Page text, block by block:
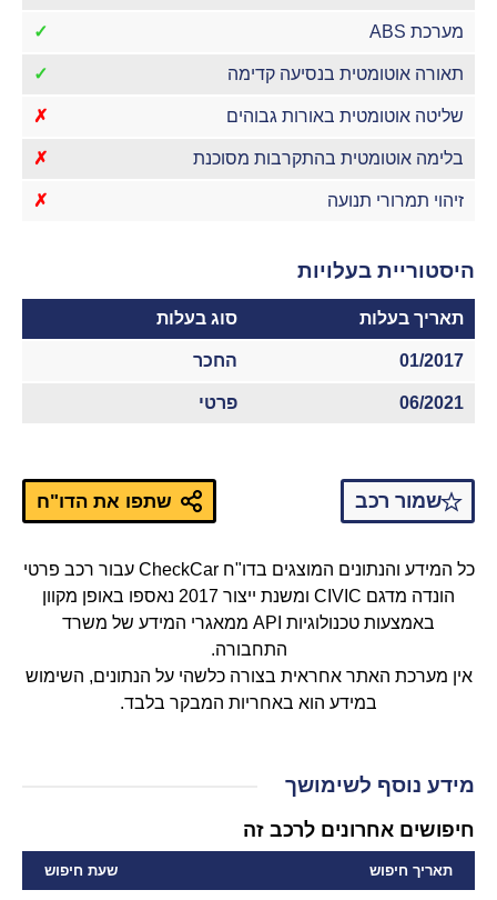
מערכת ABS ✓
תאורה אוטומטית בנסיעה קדימה ✓
שליטה אוטומטית באורות גבוהים ✗
בלימה אוטומטית בהתקרבות מסוכנת ✗
זיהוי תמרורי תנועה ✗
היסטוריית בעלויות
תאריך בעלות סוג בעלות
01/2017 החכר
06/2021 פרטי
שמור רכב שתפו את הדו"ח
כל המידע והנתונים המוצגים בדו"ח CheckCar עבור רכב פרטי
הונדה מדגם CIVIC ומשנת ייצור 2017 נאספו באופן מקוון
באמצעות טכנולוגיות API ממאגרי המידע של משרד
התחבורה.
אין מערכת האתר אחראית בצורה כלשהי על הנתונים, השימוש
במידע הוא באחריות המבקר בלבד.
מידע נוסף לשימושך
חיפושים אחרונים לרכב זה
תאריך חיפוש שעת חיפוש